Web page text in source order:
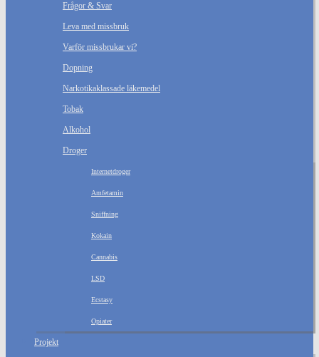
Frågor & Svar
Leva med missbruk
Varför missbrukar vi?
Dopning
Narkotikaklassade läkemedel
Tobak
Alkohol
Droger
Internetdroger
Amfetamin
Sniffning
Kokain
Cannabis
LSD
Ecstasy
Opiater
Projekt